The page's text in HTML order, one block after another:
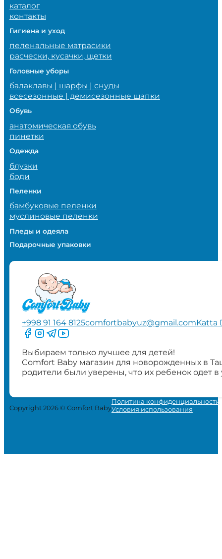
каталог
контакты
Гигиена и уход
пеленальные матрасики
расчески, кусачки, щетки
Головные уборы
балаклавы | шарфы | снуды
всесезонные | демисезонные шапки
Обувь
анатомическая обувь
пинетки
Одежда
блузки
боди
Пеленки
бамбуковые пеленки
муслиновые пеленки
Пледы и одеяла
Подарочные упаковки
+998 91 164 8125comfortbabyuz@gmail.comKatta
Следите за нами на Facebook
Следите за нами в Instagram
Следите за нами в Telegram
Следите за нами в YouTube
Выбираем только лучшее для детей!
Comfort Baby магазин для новорожденных в
родители были уверены, что их ребенок одет
Copyright 2026 © Comfort Baby
Политика конфиденциальности
Условия использования